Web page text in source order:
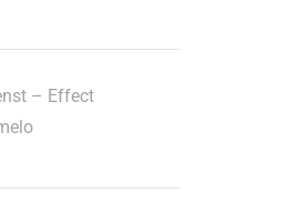
– Effect